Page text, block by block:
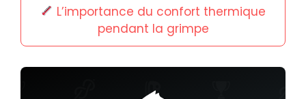
L’importance du confort thermique
pendant la grimpe